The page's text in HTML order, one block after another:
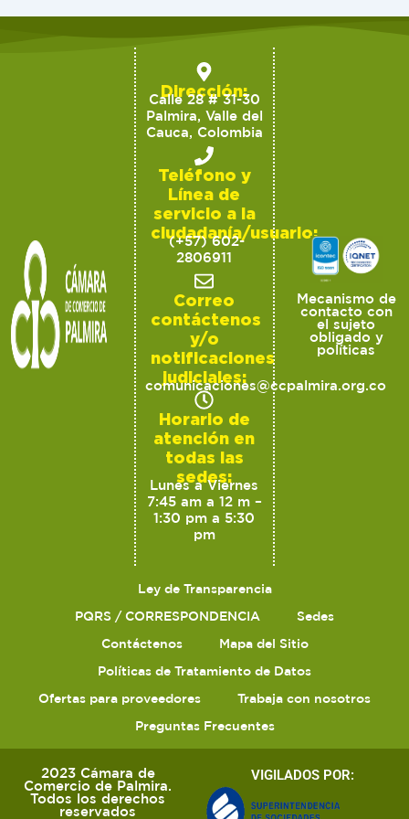
Dirección:
Calle 28 # 31-30
Palmira, Valle del
Cauca, Colombia
Teléfono y
Línea de
servicio a la
ciudadanía/usuario:
(+57) 602-
2806911
Correo
contáctenos
y/o
notificaciones
judiciales:
comunicaciones@ccpalmira.org.co
Horario de
atención en
todas las
sedes:
Lunes a Viernes
7:45 am a 12 m –
1:30 pm a 5:30
pm
Mecanismo de
contacto con
el sujeto
obligado y
políticas
Ley de Transparencia
PQRS / CORRESPONDENCIA
Sedes
Contáctenos
Mapa del Sitio
Políticas de Tratamiento de Datos
Ofertas para proveedores
Trabaja con nosotros
Preguntas Frecuentes
2023 Cámara de
Comercio de Palmira.
Todos los derechos
reservados
VIGILADOS POR: